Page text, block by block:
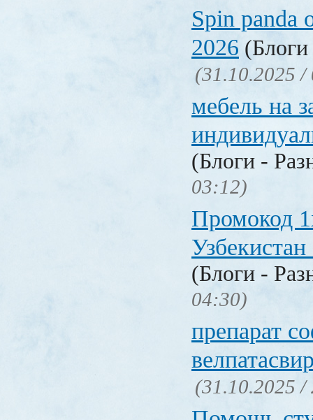
Spin panda
2026
(31.10.2025 /
мебель на
(Блоги -
03:12)
Промокод
(Блоги -
04:30)
препарат
(31.10.2025 /